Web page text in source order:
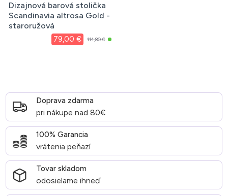
Dizajnová barová stolička
Scandinavia altrosa Gold -
staroružová
79,00 € 114,80 €
Doprava zdarma
pri nákupe nad 80€
100% Garancia
vrátenia peňazí
Tovar skladom
odosielame ihneď